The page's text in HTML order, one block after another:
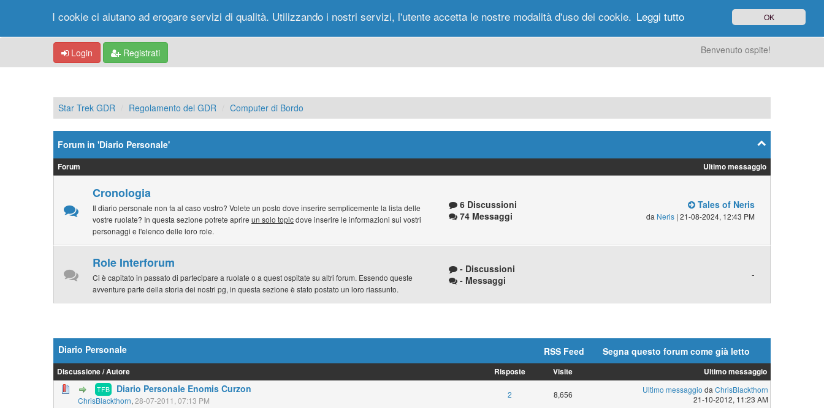
Portale Forum Nuovi Messaggi Messaggi di Oggi Ricerca Utenti
Login Registrati Benvenuto ospite!
Star Trek GDR Regolamento del GDR Computer di Bordo
Forum in 'Diario Personale'
Forum Ultimo messaggio
Cronologia
Il diario personale non fa al caso vostro? Volete un posto dove inserire semplicemente la lista delle
vostre ruolate? In questa sezione potrete aprire un solo topicdove inserire le informazioni sui vostri
personaggi e l'elenco delle loro role.
6 Discussioni
74 Messaggi
Tales of Neris
da Neris | 21-08-2024, 12:43 PM
Role Interforum
Ci è capitato in passato di partecipare a ruolate o a quest ospitate su altri forum. Essendo queste
avventure parte della storia dei nostri pg, in questa sezione è stato postato un loro riassunto.
- Discussioni
- Messaggi
-
Diario Personale RSS Feed Segna questo forum come già letto
Discussione/Autore Risposte Visite Ultimo messaggio
TFB Diario Personale Enomis Curzon
ChrisBlackthorn, 28-07-2011, 07:13 PM
2 8,656 Ultimo messaggio da ChrisBlackthorn
21-10-2012, 11:23 AM
I cookie ci aiutano ad erogare servizi di qualità. Utilizzando i nostri servizi, l'utente accetta le nostre modalità d'uso dei cookie. Leggi tutto OK